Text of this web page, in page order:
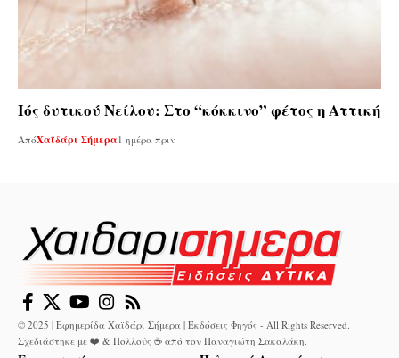
Ιός δυτικού Νείλου: Στο “κόκκινο” φέτος η Αττική
ΑπόΧαϊδάρι Σήμερα 1 ημέρα πριν
© 2025 | Εφημερίδα Χαϊδάρι Σήμερα | Εκδόσεις Φηγός - All Rights Reserved.
Σχεδιάστηκε με ❤️ & Πολλούς ☕ από τον Παναγιώτη Σακαλάκη.